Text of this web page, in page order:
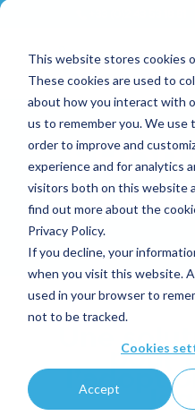
This website stores cookies
These cookies are used to
about how you interact with
us to remember you. We use
order to improve and
experience and for analytics
visitors both on this website
find out more about the
Privacy Policy.
If you decline, your
when you visit this website.
used in your browser to
not to be tracked.
Cookies
Accept
Une
pour